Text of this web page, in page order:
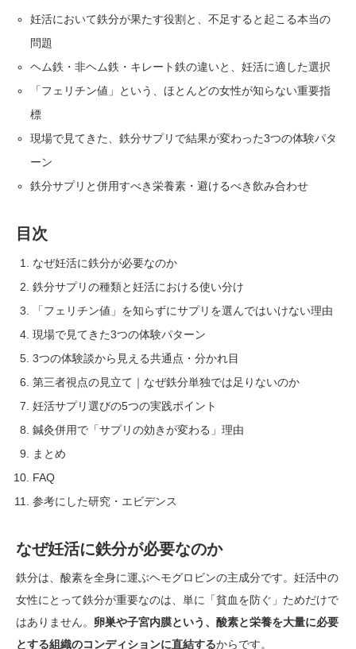
妊活において鉄分が果たす役割と、不足すると起こる本当の
問題
ヘム鉄・非ヘム鉄・キレート鉄の違いと、妊活に適した選択
「フェリチン値」という、ほとんどの女性が知らない重要指
標
現場で見てきた、鉄分サプリで結果が変わった3つの体験パタ
ーン
鉄分サプリと併用すべき栄養素・避けるべき飲み合わせ
目次
なぜ妊活に鉄分が必要なのか
鉄分サプリの種類と妊活における使い分け
「フェリチン値」を知らずにサプリを選んではいけない理由
現場で見てきた3つの体験パターン
3つの体験談から見える共通点・分かれ目
第三者視点の見立て｜なぜ鉄分単独では足りないのか
妊活サプリ選びの5つの実践ポイント
鍼灸併用で「サプリの効きが変わる」理由
まとめ
FAQ
参考にした研究・エビデンス
なぜ妊活に鉄分が必要なのか
鉄分は、酸素を全身に運ぶヘモグロビンの主成分です。妊活中の
女性にとって鉄分が重要なのは、単に「貧血を防ぐ」ためだけで
はありません。 卵巣や子宮内膜という、酸素と栄養を大量に必要
とする組織のコンディションに直結するからです。